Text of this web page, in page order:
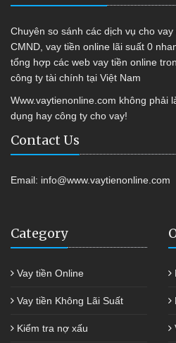
Chuyên so sánh các dịch vụ cho
CMND, vay tiền online lãi suất 0
tổng hợp các web vay tiền online
công ty tài chính tại Việt Nam
Www.vaytienonline.com không phải
dụng hay công ty cho vay!
Contact Us
Email: info@www.vaytienonline.com
Category
Vay tiền Online
Vay tiền Không Lãi Suất
Kiểm tra nợ xấu